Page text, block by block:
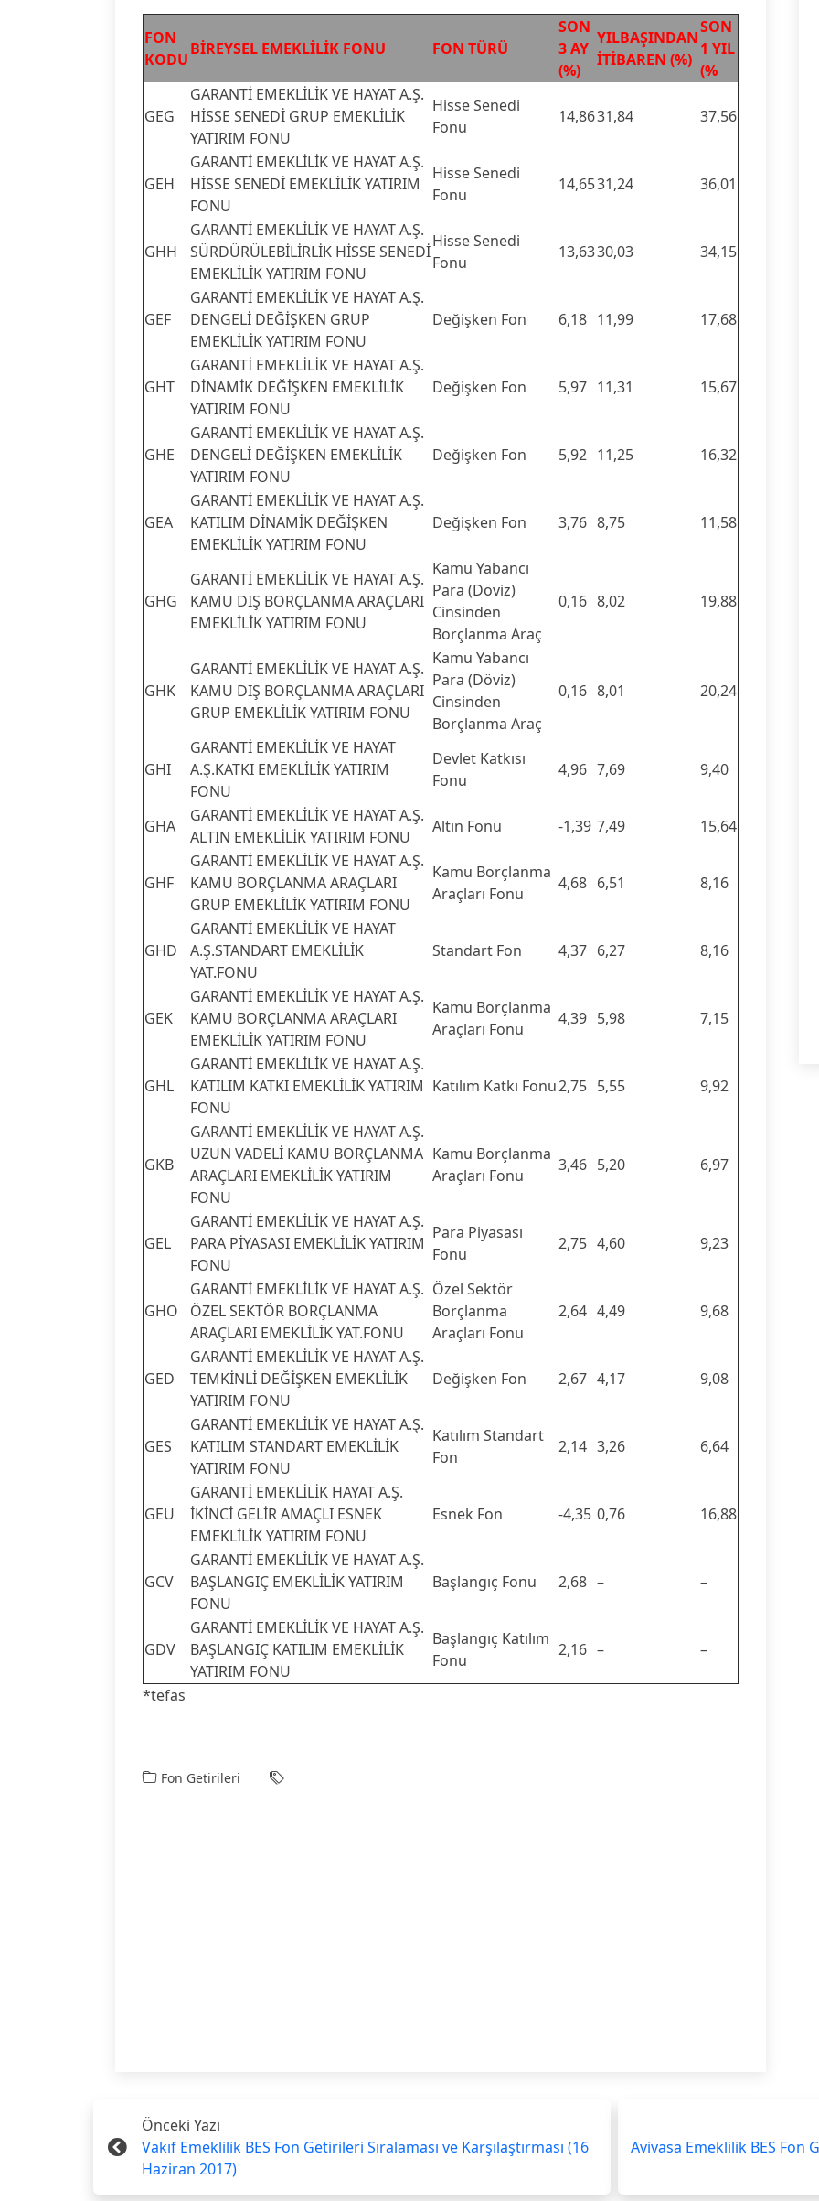
FON
KODU
BİREYSEL EMEKLİLİK FONU FON TÜRÜ
SON
3 AY
(%)
YILBAŞINDAN
İTİBAREN (%)
SON
1 YIL
(%
GEG
GARANTİ EMEKLİLİK VE HAYAT A.Ş.
HİSSE SENEDİ GRUP EMEKLİLİK
YATIRIM FONU
Hisse Senedi
Fonu
14,8631,84 37,56
GEH
GARANTİ EMEKLİLİK VE HAYAT A.Ş.
HİSSE SENEDİ EMEKLİLİK YATIRIM
FONU
Hisse Senedi
Fonu
14,6531,24 36,01
GHH
GARANTİ EMEKLİLİK VE HAYAT A.Ş.
SÜRDÜRÜLEBİLİRLİK HİSSE SENEDİ
EMEKLİLİK YATIRIM FONU
Hisse Senedi
Fonu
13,6330,03 34,15
GEF
GARANTİ EMEKLİLİK VE HAYAT A.Ş.
DENGELİ DEĞİŞKEN GRUP
EMEKLİLİK YATIRIM FONU
Değişken Fon 6,18 11,99 17,68
GHT
GARANTİ EMEKLİLİK VE HAYAT A.Ş.
DİNAMİK DEĞİŞKEN EMEKLİLİK
YATIRIM FONU
Değişken Fon 5,97 11,31 15,67
GHE
GARANTİ EMEKLİLİK VE HAYAT A.Ş.
DENGELİ DEĞİŞKEN EMEKLİLİK
YATIRIM FONU
Değişken Fon 5,92 11,25 16,32
GEA
GARANTİ EMEKLİLİK VE HAYAT A.Ş.
KATILIM DİNAMİK DEĞİŞKEN
EMEKLİLİK YATIRIM FONU
Değişken Fon 3,76 8,75 11,58
GHG
GARANTİ EMEKLİLİK VE HAYAT A.Ş.
KAMU DIŞ BORÇLANMA ARAÇLARI
EMEKLİLİK YATIRIM FONU
Kamu Yabancı
Para (Döviz)
Cinsinden
Borçlanma Araç
0,16 8,02 19,88
GHK
GARANTİ EMEKLİLİK VE HAYAT A.Ş.
KAMU DIŞ BORÇLANMA ARAÇLARI
GRUP EMEKLİLİK YATIRIM FONU
Kamu Yabancı
Para (Döviz)
Cinsinden
Borçlanma Araç
0,16 8,01 20,24
GHI
GARANTİ EMEKLİLİK VE HAYAT
A.Ş.KATKI EMEKLİLİK YATIRIM
FONU
Devlet Katkısı
Fonu
4,96 7,69 9,40
GHA
GARANTİ EMEKLİLİK VE HAYAT A.Ş.
ALTIN EMEKLİLİK YATIRIM FONU
Altın Fonu -1,39 7,49 15,64
GHF
GARANTİ EMEKLİLİK VE HAYAT A.Ş.
KAMU BORÇLANMA ARAÇLARI
GRUP EMEKLİLİK YATIRIM FONU
Kamu Borçlanma
Araçları Fonu
4,68 6,51 8,16
GHD
GARANTİ EMEKLİLİK VE HAYAT
A.Ş.STANDART EMEKLİLİK
YAT.FONU
Standart Fon 4,37 6,27 8,16
GEK
GARANTİ EMEKLİLİK VE HAYAT A.Ş.
KAMU BORÇLANMA ARAÇLARI
EMEKLİLİK YATIRIM FONU
Kamu Borçlanma
Araçları Fonu
4,39 5,98 7,15
GHL
GARANTİ EMEKLİLİK VE HAYAT A.Ş.
KATILIM KATKI EMEKLİLİK YATIRIM
FONU
Katılım Katkı Fonu2,75 5,55 9,92
GKB
GARANTİ EMEKLİLİK VE HAYAT A.Ş.
UZUN VADELİ KAMU BORÇLANMA
ARAÇLARI EMEKLİLİK YATIRIM
FONU
Kamu Borçlanma
Araçları Fonu
3,46 5,20 6,97
GEL
GARANTİ EMEKLİLİK VE HAYAT A.Ş.
PARA PİYASASI EMEKLİLİK YATIRIM
FONU
Para Piyasası
Fonu
2,75 4,60 9,23
GHO
GARANTİ EMEKLİLİK VE HAYAT A.Ş.
ÖZEL SEKTÖR BORÇLANMA
ARAÇLARI EMEKLİLİK YAT.FONU
Özel Sektör
Borçlanma
Araçları Fonu
2,64 4,49 9,68
GED
GARANTİ EMEKLİLİK VE HAYAT A.Ş.
TEMKİNLİ DEĞİŞKEN EMEKLİLİK
YATIRIM FONU
Değişken Fon 2,67 4,17 9,08
GES
GARANTİ EMEKLİLİK VE HAYAT A.Ş.
KATILIM STANDART EMEKLİLİK
YATIRIM FONU
Katılım Standart
Fon
2,14 3,26 6,64
GEU
GARANTİ EMEKLİLİK HAYAT A.Ş.
İKİNCİ GELİR AMAÇLI ESNEK
EMEKLİLİK YATIRIM FONU
Esnek Fon -4,35 0,76 16,88
GCV
GARANTİ EMEKLİLİK VE HAYAT A.Ş.
BAŞLANGIÇ EMEKLİLİK YATIRIM
FONU
Başlangıç Fonu 2,68 – –
GDV
GARANTİ EMEKLİLİK VE HAYAT A.Ş.
BAŞLANGIÇ KATILIM EMEKLİLİK
YATIRIM FONU
Başlangıç Katılım
Fonu
2,16 – –
*tefas
Fon Getirileri
Önceki Yazı
Vakıf Emeklilik BES Fon Getirileri Sıralaması ve Karşılaştırması (16
Haziran 2017)
Avivasa Emeklilik BES Fon